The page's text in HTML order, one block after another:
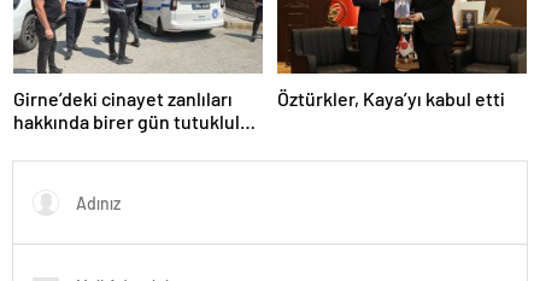
Girne’deki cinayet zanlıları
hakkında birer gün tutukluluk
Öztürkler, Kaya’yı kabul etti